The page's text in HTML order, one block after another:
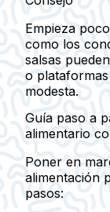
Empieza
como los
salsas
o
modesta.
Guía paso a
alimentario
Poner en
alimentación
pasos: